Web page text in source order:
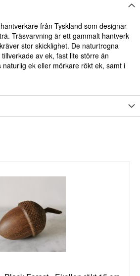
från Tyskland som designar
Träsvarvning är ett gammalt hantverk
stor skicklighet. De naturtrogna
av ek, fast lite större än
ek eller mörkare rökt ek, samt i